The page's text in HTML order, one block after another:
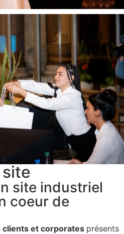
site industriel
coeur de
clients et corporates présents